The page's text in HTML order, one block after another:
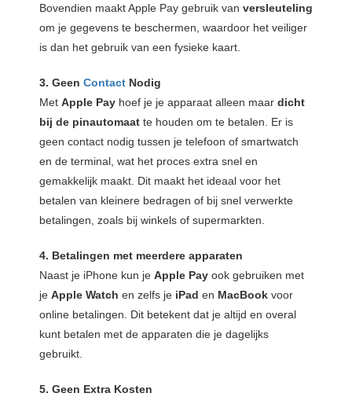
Bovendien maakt Apple Pay gebruik van versleuteling
om je gegevens te beschermen, waardoor het veiliger
is dan het gebruik van een fysieke kaart.
3. Geen Contact Nodig
Met Apple Pay hoef je je apparaat alleen maar dicht
bij de pinautomaat te houden om te betalen. Er is
geen contact nodig tussen je telefoon of smartwatch
en de terminal, wat het proces extra snel en
gemakkelijk maakt. Dit maakt het ideaal voor het
betalen van kleinere bedragen of bij snel verwerkte
betalingen, zoals bij winkels of supermarkten.
4. Betalingen met meerdere apparaten
Naast je iPhone kun je Apple Pay ook gebruiken met
je Apple Watch en zelfs je iPad en MacBook voor
online betalingen. Dit betekent dat je altijd en overal
kunt betalen met de apparaten die je dagelijks
gebruikt.
5. Geen Extra Kosten